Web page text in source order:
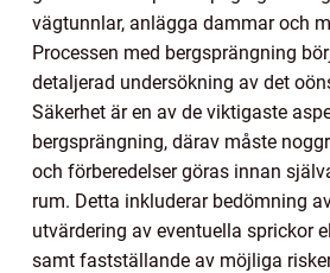
vägtunnlar, anlägga dammar och
Processen med bergsprängning
detaljerad undersökning av det
Säkerhet är en av de viktigaste
bergsprängning, därav måste
och förberedelser göras innan
rum. Detta inkluderar bedömning
utvärdering av eventuella sprickor
samt fastställande av möjliga